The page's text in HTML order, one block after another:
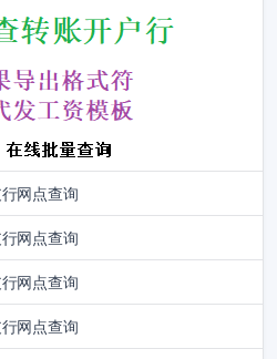
网点查询
网点查询
网点查询
网点查询